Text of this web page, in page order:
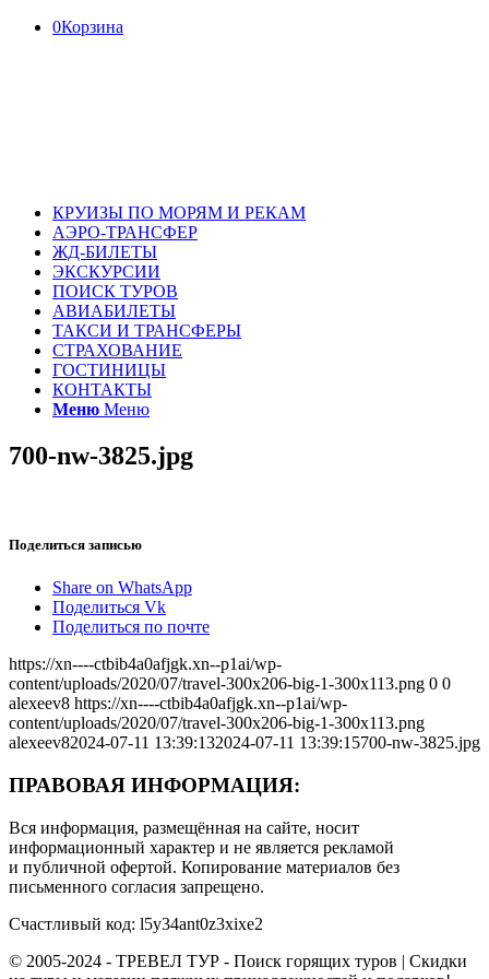
0Корзина
КРУИЗЫ ПО МОРЯМ И РЕКАМ
АЭРО-ТРАНСФЕР
ЖД-БИЛЕТЫ
ЭКСКУРСИИ
ПОИСК ТУРОВ
АВИАБИЛЕТЫ
ТАКСИ И ТРАНСФЕРЫ
СТРАХОВАНИЕ
ГОСТИНИЦЫ
КОНТАКТЫ
Меню Меню
700-nw-3825.jpg
Поделиться записью
Share on WhatsApp
Поделиться Vk
Поделиться по почте
https://xn----ctbib4a0afjgk.xn--p1ai/wp-
content/uploads/2020/07/travel-300x206-big-1-300x113.png 0 0
alexeev8 https://xn----ctbib4a0afjgk.xn--p1ai/wp-
content/uploads/2020/07/travel-300x206-big-1-300x113.png
alexeev82024-07-11 13:39:132024-07-11 13:39:15700-nw-3825.jpg
ПРАВОВАЯ ИНФОРМАЦИЯ:
Вся информация, размещённая на сайте, носит
информационный характер и не является рекламой
и публичной офертой. Копирование материалов без
письменного согласия запрещено.
Счастливый код: l5y34ant0z3xixe2
© 2005-2024 - ТРЕВЕЛ ТУР - Поиск горящих туров | Скидки